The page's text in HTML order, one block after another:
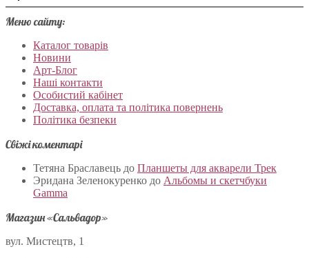
Меню сайту:
Каталог товарів
Новини
Арт-Блог
Наші контакти
Особистий кабінет
Доставка, оплата та політика повернень
Політика безпеки
Свіжі коментарі
Тетяна Браславець до Планшеты для акварели Трек
Эридана Зеленокуренко до Альбомы и скетчбуки
Gamma
Магазин «Сальвадор»
вул. Мистецтв, 1